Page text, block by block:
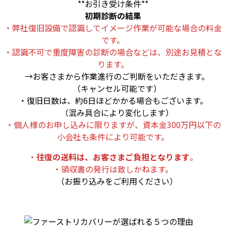
**お引き受け条件**
初期診断の結果
・弊社復旧設備で認識してイメージ作業が可能な場合の料金
です。
・認識不可で重度障害の診断の場合などは、別途お見積とな
ります。
→お客さまから作業進行のご判断をいただきます。
（キャンセル可能です）
・復旧日数は、約6日ほどかかる場合もございます。
（混み具合により変化します）
・個人様のお申し込みに限りますが、資本金300万円以下の
小会社も条件により可能です。
・ 往復の送料は、お客さまご負担となります。
・領収書の発行は致しかねます。
（お振り込みをご利用ください）